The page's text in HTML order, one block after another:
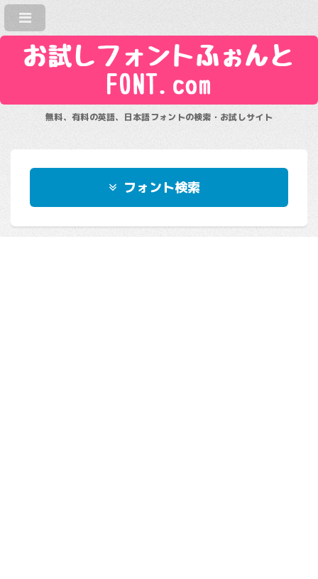
お試しフォントふぉんと
FONT.com
無料、有料の英語、日本語フォントの検索・お試しサイト
フォント検索